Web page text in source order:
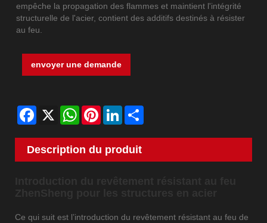
empêche la propagation des flammes et maintient l'intégrité
structurelle de l'acier, contient des additifs destinés à résister
au feu.
envoyer une demande
Facebook
X WhatsAppPinterestLinkedIn
Description du produit
Ce qui suit est l’introduction du revêtement résistant au feu de